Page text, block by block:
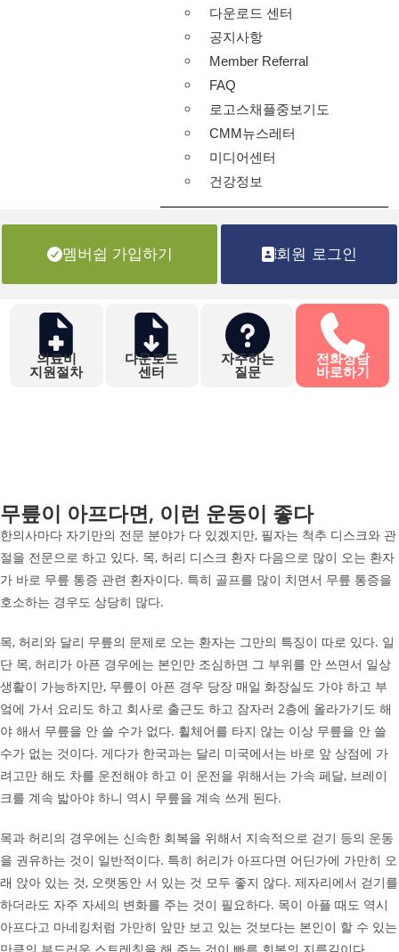
다운로드 센터
공지사항
Member Referral
FAQ
로고스채플중보기도
CMM뉴스레터
미디어센터
건강정보
멤버쉽 가입하기 회원 로그인
의료비
지원절차
다운로드
센터
자주하는
질문
전화상담
바로하기
무릎이 아프다면, 이런 운동이 좋다
한의사마다 자기만의 전문 분야가 다 있겠지만, 필자는 척추 디스크와 관
절을 전문으로 하고 있다. 목, 허리 디스크 환자 다음으로 많이 오는 환자
가 바로 무릎 통증 관련 환자이다. 특히 골프를 많이 치면서 무릎 통증을
호소하는 경우도 상당히 많다.
목, 허리와 달리 무릎의 문제로 오는 환자는 그만의 특징이 따로 있다. 일
단 목, 허리가 아픈 경우에는 본인만 조심하면 그 부위를 안 쓰면서 일상
생활이 가능하지만, 무릎이 아픈 경우 당장 매일 화장실도 가야 하고 부
엌에 가서 요리도 하고 회사로 출근도 하고 잠자러 2층에 올라가기도 해
야 해서 무릎을 안 쓸 수가 없다. 휠체어를 타지 않는 이상 무릎을 안 쓸
수가 없는 것이다. 게다가 한국과는 달리 미국에서는 바로 앞 상점에 가
려고만 해도 차를 운전해야 하고 이 운전을 위해서는 가속 페달, 브레이
크를 계속 밟아야 하니 역시 무릎을 계속 쓰게 된다.
목과 허리의 경우에는 신속한 회복을 위해서 지속적으로 걷기 등의 운동
을 권유하는 것이 일반적이다. 특히 허리가 아프다면 어딘가에 가만히 오
래 앉아 있는 것, 오랫동안 서 있는 것 모두 좋지 않다. 제자리에서 걷기를
하더라도 자주 자세의 변화를 주는 것이 필요하다. 목이 아플 때도 역시
아프다고 마네킹처럼 가만히 앞만 보고 있는 것보다는 본인이 할 수 있는